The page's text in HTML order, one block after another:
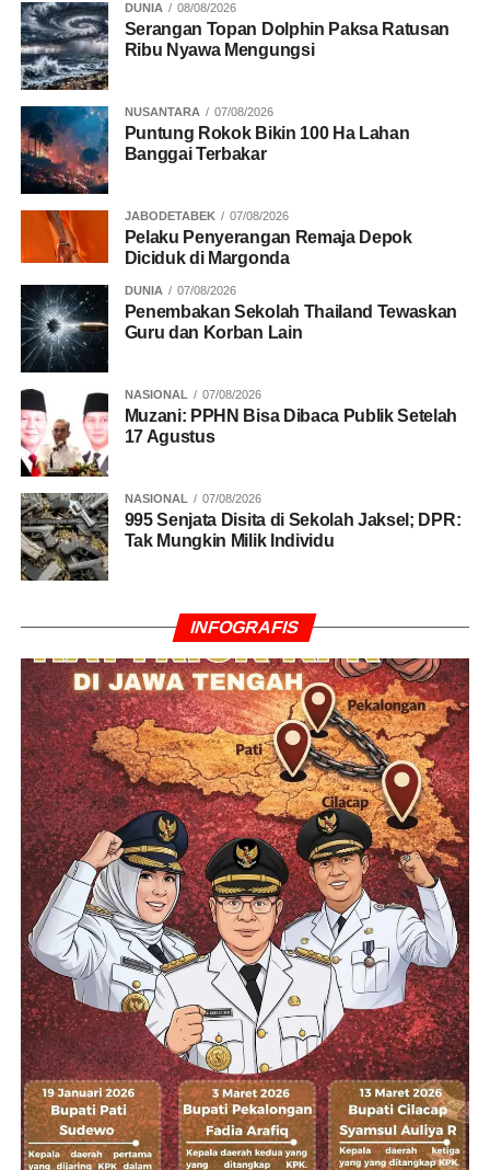
DUNIA 08/08/2026
Serangan Topan Dolphin Paksa Ratusan
Ribu Nyawa Mengungsi
NUSANTARA 07/08/2026
Puntung Rokok Bikin 100 Ha Lahan
Banggai Terbakar
JABODETABEK 07/08/2026
Pelaku Penyerangan Remaja Depok
Diciduk di Margonda
DUNIA 07/08/2026
Penembakan Sekolah Thailand Tewaskan
Guru dan Korban Lain
NASIONAL 07/08/2026
Muzani: PPHN Bisa Dibaca Publik Setelah
17 Agustus
NASIONAL 07/08/2026
995 Senjata Disita di Sekolah Jaksel; DPR:
Tak Mungkin Milik Individu
INFOGRAFIS